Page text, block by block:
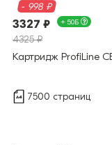
- 998 ₽
3327 ₽ + 50Б
4325 ₽
Картридж ProfiLine
7500 страниц